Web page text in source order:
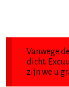
Vanwege
dicht.
zijn we u